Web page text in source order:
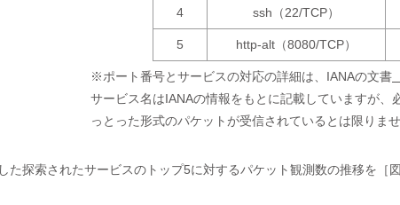
4 ssh（22/TCP）
5 http-alt（8080/TCP）
※ポート番号とサービスの対応の詳細は、IANAの文書
サービス名はIANAの情報をもとに記載していますが、
っとった形式のパケットが受信されているとは限りませ
た探索されたサービスのトップ5に対するパケット観測数の推移を［